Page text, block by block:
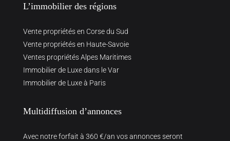
L’immobilier des régions
Vente propriétés en Corse du Sud
Vente propriétés en Haute-Savoie
Ventes propriétés Alpes Maritimes
Immobilier de Luxe dans le Var
Immobilier de Luxe à Paris
Multidiffusion d’annonces
Avec notre forfait à 360 €/an vos annonces seront